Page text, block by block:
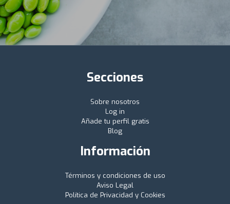
Secciones
Sobre nosotros
Log in
Añade tu perfil gratis
Blog
Información
Términos y condiciones de uso
Aviso Legal
Política de Privacidad y Cookies